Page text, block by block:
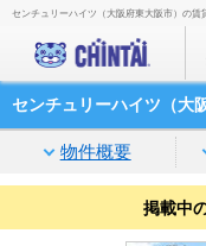
センチュリーハイツ（大阪府東大阪市）の賃
センチュリーハイツ（大
物件概要
掲載中